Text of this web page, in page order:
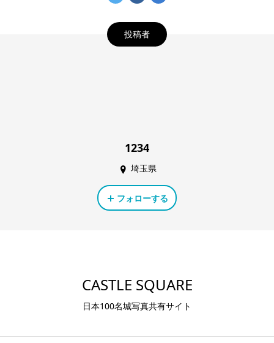
投稿者
1234
埼玉県
フォローする
CASTLE SQUARE
日本100名城写真共有サイト